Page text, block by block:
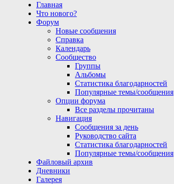
Главная
Что нового?
Форум
Новые сообщения
Справка
Календарь
Сообщество
Группы
Альбомы
Статистика благодарностей
Популярные темы/сообщения
Опции форума
Все разделы прочитаны
Навигация
Сообщения за день
Руководство сайта
Статистика благодарностей
Популярные темы/сообщения
Файловый архив
Дневники
Галерея